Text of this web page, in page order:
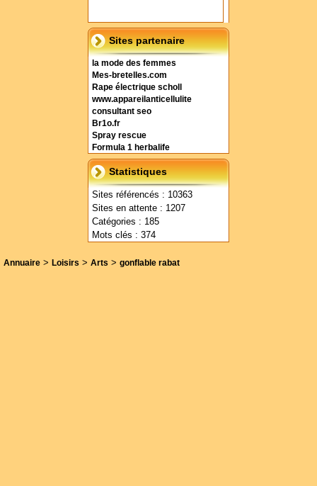
Sites partenaire
la mode des femmes
Mes-bretelles.com
Rape électrique scholl
www.appareilanticellulite
consultant seo
Br1o.fr
Spray rescue
Formula 1 herbalife
Statistiques
Sites référencés : 10363
Sites en attente : 1207
Catégories : 185
Mots clés : 374
Annuaire > Loisirs > Arts > gonflable rabat